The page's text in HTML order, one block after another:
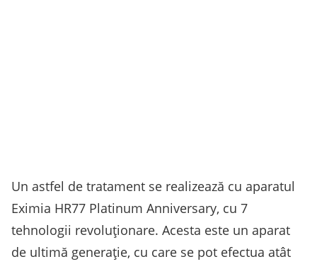
Un astfel de tratament se realizează cu aparatul
Eximia HR77 Platinum Anniversary, cu 7
tehnologii revoluționare. Acesta este un aparat
de ultimă generație, cu care se pot efectua atât